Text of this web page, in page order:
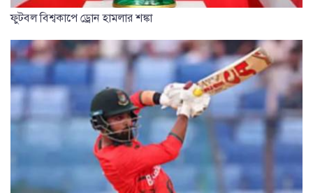
ফুটবল বিশ্বকাপে ড্রোন হামলার শঙ্কা